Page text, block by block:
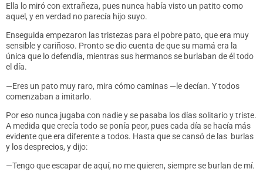
Ella lo miró con extrañeza, pues nunca había visto un patito como
aquel, y en verdad no parecía hijo suyo.
Enseguida empezaron las tristezas para el pobre pato, que era muy
sensible y cariñoso. Pronto se dio cuenta de que su mamá era la
única que lo defendía, mientras sus hermanos se burlaban de él todo
el día.
—Eres un pato muy raro, mira cómo caminas —le decían. Y todos
comenzaban a imitarlo.
Por eso nunca jugaba con nadie y se pasaba los días solitario y triste.
A medida que crecía todo se ponía peor, pues cada día se hacía más
evidente que era diferente a todos. Hasta que se cansó de las burlas
y los desprecios, y dijo:
—Tengo que escapar de aquí, no me quieren, siempre se burlan de mí.